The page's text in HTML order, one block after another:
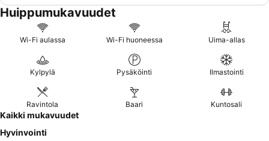
Huippumukavuudet
Wi-Fi aulassa Wi-Fi huoneessa Uima-allas
Kylpylä Pysäköinti Ilmastointi
Ravintola Baari Kuntosali
Kaikki mukavuudet
Hyvinvointi